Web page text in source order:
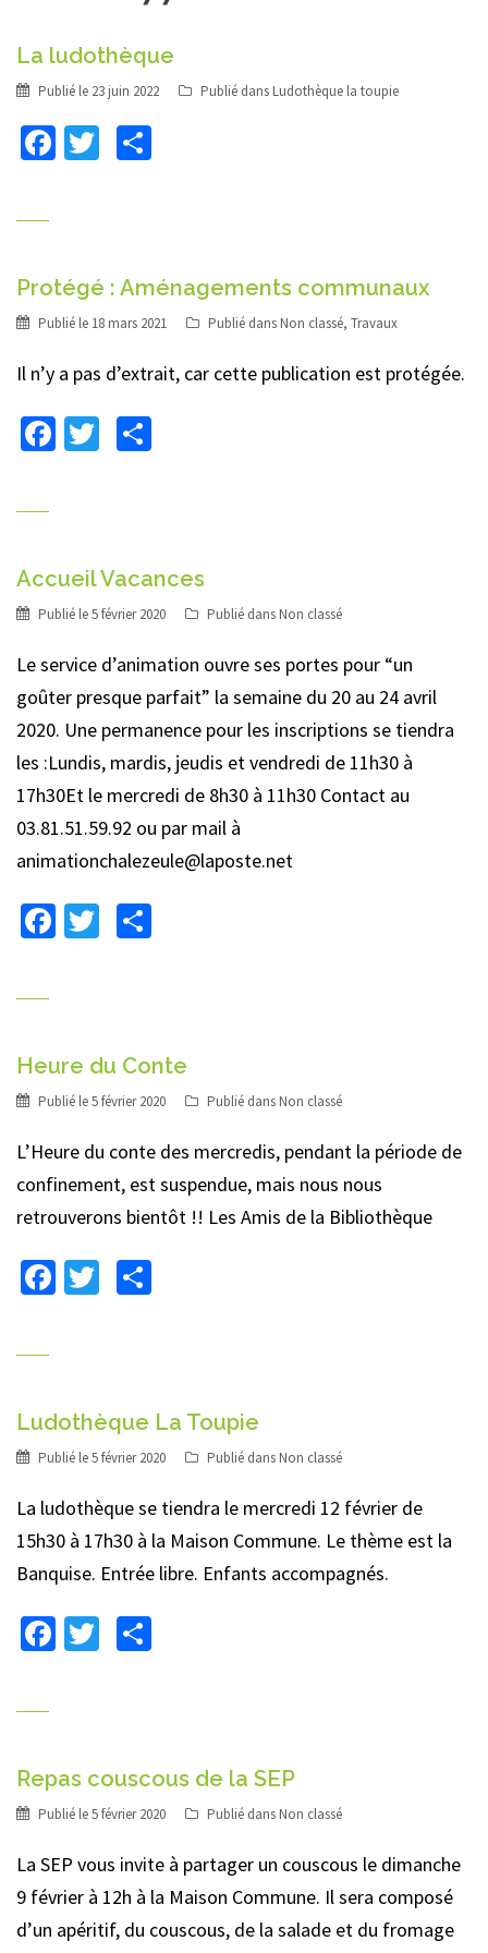
La ludothèque
Publié le 23 juin 2022 Publié dans Ludothèque la toupie
Facebook
Twitter
Protégé : Aménagements communaux
Publié le 18 mars 2021 Publié dans Non classé, Travaux
Il n’y a pas d’extrait, car cette publication est protégée.
Facebook
Twitter
Accueil Vacances
Publié le5 février 2020 Publié dans Non classé
Le service d’animation ouvre ses portes pour “un
goûter presque parfait” la semaine du 20 au 24 avril
2020. Une permanence pour les inscriptions se tiendra
les :Lundis, mardis, jeudis et vendredi de 11h30 à
17h30Et le mercredi de 8h30 à 11h30 Contact au
03.81.51.59.92 ou par mail à
animationchalezeule@laposte.net
Facebook
Twitter
Heure du Conte
Publié le5 février 2020 Publié dans Non classé
L’Heure du conte des mercredis, pendant la période de
confinement, est suspendue, mais nous nous
retrouverons bientôt !! Les Amis de la Bibliothèque
Facebook
Twitter
Ludothèque La Toupie
Publié le5 février 2020 Publié dans Non classé
La ludothèque se tiendra le mercredi 12 février de
15h30 à 17h30 à la Maison Commune. Le thème est la
Banquise. Entrée libre. Enfants accompagnés.
Facebook
Twitter
Repas couscous de la SEP
Publié le5 février 2020 Publié dans Non classé
La SEP vous invite à partager un couscous le dimanche
9 février à 12h à la Maison Commune. Il sera composé
d’un apéritif, du couscous, de la salade et du fromage